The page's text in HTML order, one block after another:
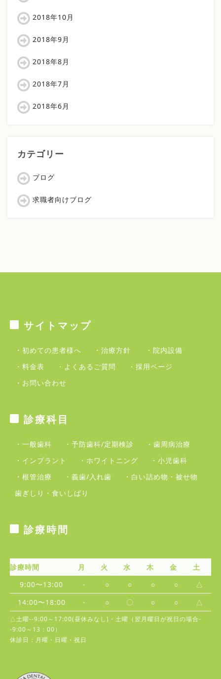
2018年10月
2018年9月
2018年8月
2018年7月
2018年6月
カテゴリー
ブログ
求職者向けブログ
サイトマップ
・初めての患者様へ ・治療方針
・院内設備
・料金表
・よくあるご質問
・採用ページ
・お問い合わせ
診療科目
・一般歯科 ・予防歯科/定期検診
・歯周病治療
・インプラント
・ホワイトニング
・小児歯科
・根管治療
・義歯/入れ歯
・白い詰め物・被せ物
歯ぎしり・食いしばり
診療時間
診療時間 月 火 水 木 金
土
9:00〜13:00
- ○ ○ ○ ○
△
14:00〜18:00
- ○ 〇 ○ ○ △
△土曜--9:00～17:00(昼休みなし)・土曜（翌月曜日が祝日の場合-
-9:00～13：00）
休診日：月曜・日曜・祝日